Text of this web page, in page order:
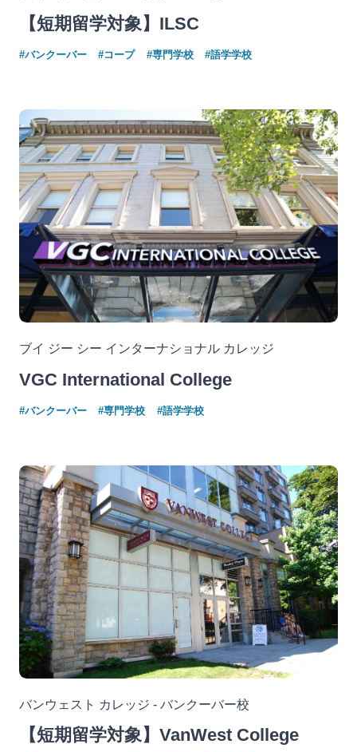
【短期留学対象】ILSC
#バンクーバー #コープ #専門学校 #語学学校
ブイ ジー シー インターナショナル カレッジ
VGC International College
#バンクーバー #専門学校 #語学学校
バンウェスト カレッジ - バンクーバー校
【短期留学対象】VanWest College